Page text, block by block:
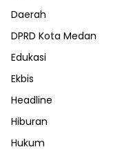
Daerah
DPRD Kota Medan
Edukasi
Ekbis
Headline
Hiburan
Hukum